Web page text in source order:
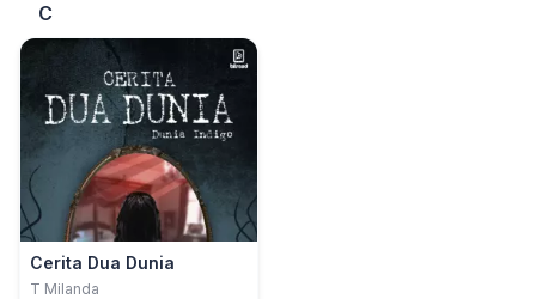
C
Cerita Dua Dunia
T Milanda